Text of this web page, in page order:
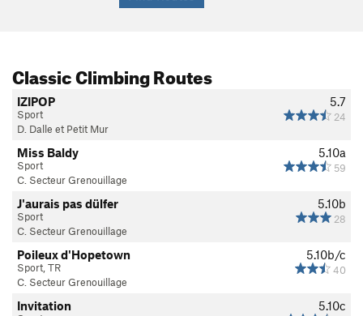
Classic Climbing Routes
5.7
24
IZIPOP
Sport
D. Dalle et Petit Mur
5.10a
59
Miss Baldy
Sport
C. Secteur Grenouillage
5.10b
28
J'aurais pas dülfer
Sport
C. Secteur Grenouillage
5.10b/c
40
Poileux d'Hopetown
Sport, TR
C. Secteur Grenouillage
5.10c
Invitation